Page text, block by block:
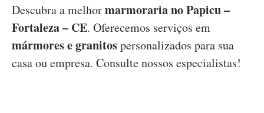
Descubra a melhormarmoraria no Papicu –
Fortaleza – CE. Oferecemos serviços em
mármores e granitospersonalizados para sua
casa ou empresa. Consulte nossos especialistas!